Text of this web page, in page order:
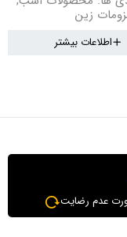
زین
اطلاعات بیشتر
عدم رضایت